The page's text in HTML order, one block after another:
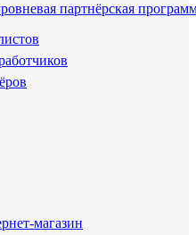
партнёрская
магазин